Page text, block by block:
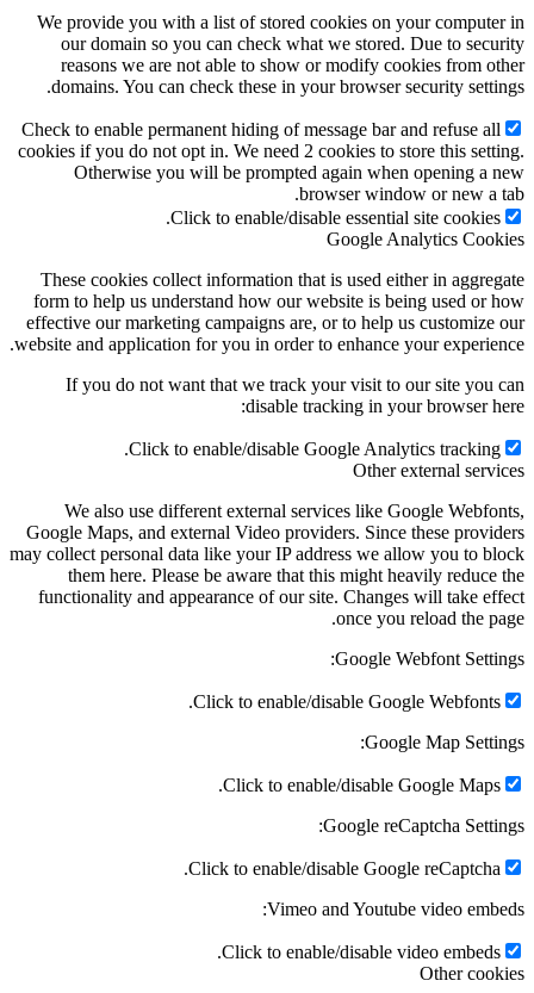
We provide you with a list of stored cookies on your computer in
our domain so you can check what we stored. Due to security
reasons we are not able to show or modify cookies from other
domains. You can check these in your browser security settings.
Check to enable permanent hiding of message bar and refuse all
cookies if you do not opt in. We need 2 cookies to store this setting.
Otherwise you will be prompted again when opening a new
browser window or new a tab.
Click to enable/disable essential site cookies.
Google Analytics Cookies
These cookies collect information that is used either in aggregate
form to help us understand how our website is being used or how
effective our marketing campaigns are, or to help us customize our
website and application for you in order to enhance your experience.
If you do not want that we track your visit to our site you can
disable tracking in your browser here:
Click to enable/disable Google Analytics tracking.
Other external services
We also use different external services like Google Webfonts,
Google Maps, and external Video providers. Since these providers
may collect personal data like your IP address we allow you to block
them here. Please be aware that this might heavily reduce the
functionality and appearance of our site. Changes will take effect
once you reload the page.
Google Webfont Settings:
Click to enable/disable Google Webfonts.
Google Map Settings:
Click to enable/disable Google Maps.
Google reCaptcha Settings:
Click to enable/disable Google reCaptcha.
Vimeo and Youtube video embeds:
Click to enable/disable video embeds.
Other cookies